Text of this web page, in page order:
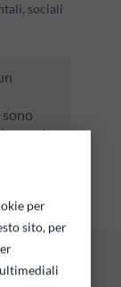
sociali
nel
per
sito, per